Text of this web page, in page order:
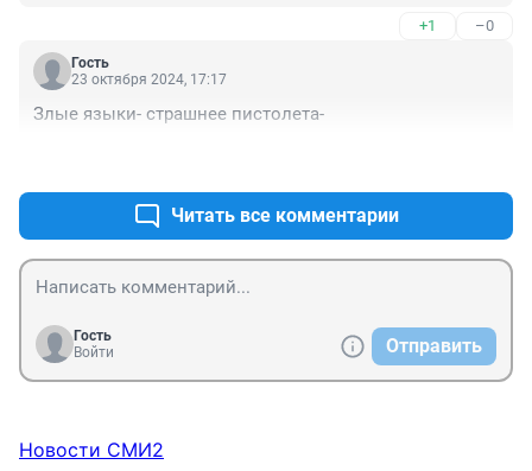
+1 –0
Гость
23 октября 2024, 17:17
Злые языки- страшнее пистолета-
Читать все комментарии
Гость
Войти
Отправить
Новости СМИ2